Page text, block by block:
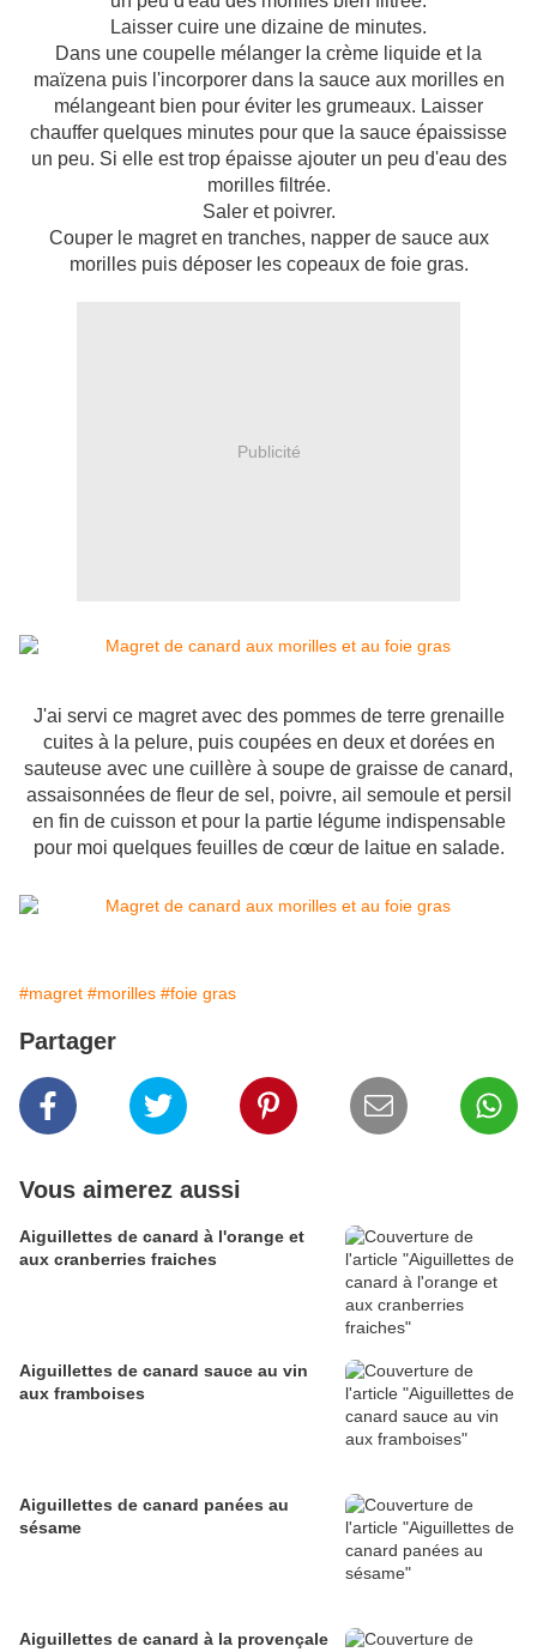
Laisser cuire une dizaine de minutes.
Dans une coupelle mélanger la crème liquide et la
maïzena puis l'incorporer dans la sauce aux morilles en
mélangeant bien pour éviter les grumeaux. Laisser
chauffer quelques minutes pour que la sauce épaississe
un peu. Si elle est trop épaisse ajouter un peu d'eau des
morilles filtrée.
Saler et poivrer.
Couper le magret en tranches, napper de sauce aux
morilles puis déposer les copeaux de foie gras.
Publicité
J'ai servi ce magret avec des pommes de terre grenaille
cuites à la pelure, puis coupées en deux et dorées en
sauteuse avec une cuillère à soupe de graisse de canard,
assaisonnées de fleur de sel, poivre, ail semoule et persil
en fin de cuisson et pour la partie légume indispensable
pour moi quelques feuilles de cœur de laitue en salade.
#magret #morilles #foie gras
Partager
Vous aimerez aussi
Aiguillettes de canard à l'orange et
aux cranberries fraiches
Aiguillettes de canard sauce au vin
aux framboises
Aiguillettes de canard panées au
sésame
Aiguillettes de canard à la provençale